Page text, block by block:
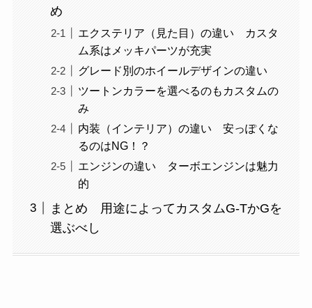
め
エクステリア（見た目）の違い カスタ
ム系はメッキパーツが充実
グレード別のホイールデザインの違い
ツートンカラーを選べるのもカスタムの
み
内装（インテリア）の違い 安っぽくな
るのはNG！？
エンジンの違い ターボエンジンは魅力
的
まとめ 用途によってカスタムG-TかGを
選ぶべし